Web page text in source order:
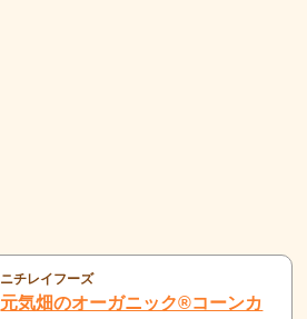
ニチレイフーズ
元気畑のオーガニック®コーンカ